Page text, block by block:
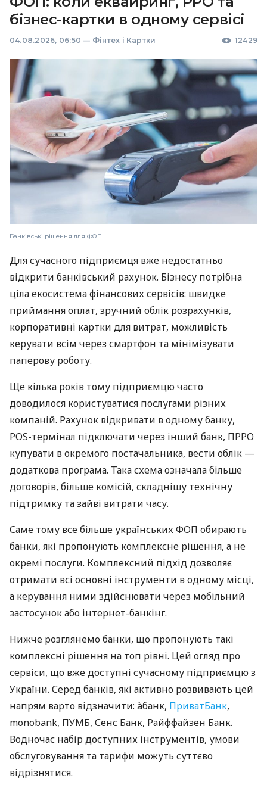
бізнес-картки в одному сервісі
04.08.2026, 06:50 — Фінтех і Картки 12429
Банківські рішення для ФОП
Для сучасного підприємця вже недостатньо
відкрити банківський рахунок. Бізнесу потрібна
ціла екосистема фінансових сервісів: швидке
приймання оплат, зручний облік розрахунків,
корпоративні картки для витрат, можливість
керувати всім через смартфон та мінімізувати
паперову роботу.
Ще кілька років тому підприємцю часто
доводилося користуватися послугами різних
компаній. Рахунок відкривати в одному банку,
POS-термінал підключати через інший банк, ПРРО
купувати в окремого постачальника, вести облік —
додаткова програма. Така схема означала більше
договорів, більше комісій, складнішу технічну
підтримку та зайві витрати часу.
Саме тому все більше українських ФОП обирають
банки, які пропонують комплексне рішення, а не
окремі послуги. Комплексний підхід дозволяє
отримати всі основні інструменти в одному місці,
а керування ними здійснювати через мобільний
застосунок або інтернет-банкінг.
Нижче розглянемо банки, що пропонують такі
комплексні рішення на топ рівні. Цей огляд про
сервіси, що вже доступні сучасному підприємцю з
України. Серед банків, які активно розвивають цей
напрям варто відзначити: àбанк, ПриватБанк,
monobank, ПУМБ, Сенс Банк, Райффайзен Банк.
Водночас набір доступних інструментів, умови
обслуговування та тарифи можуть суттєво
відрізнятися.